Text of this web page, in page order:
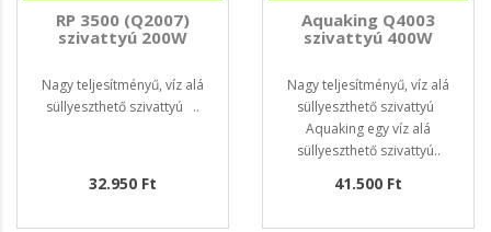
RP 3500 (Q2007)
szivattyú 200W
Nagy teljesítményű, víz alá
süllyeszthető szivattyú ..
32.950 Ft
Aquaking Q4003
szivattyú 400W
Nagy teljesítményű, víz alá
süllyeszthető szivattyú
Aquaking egy víz alá
süllyeszthető szivattyú..
41.500 Ft